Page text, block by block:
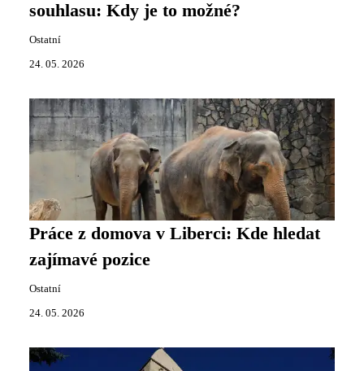
souhlasu: Kdy je to možné?
Ostatní
24. 05. 2026
Práce z domova v Liberci: Kde hledat
zajímavé pozice
Ostatní
24. 05. 2026